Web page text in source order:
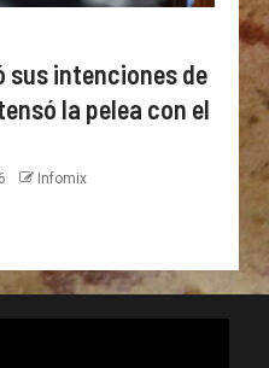
sus intenciones de
la pelea con el
Infomix